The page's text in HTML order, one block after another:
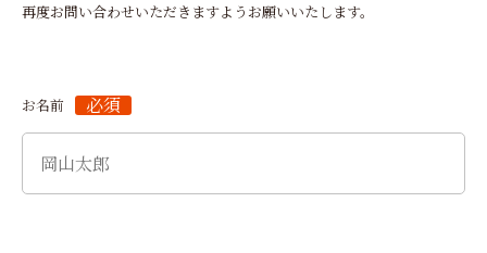
再度お問い合わせいただきますようお願いいたします。
お名前 必須